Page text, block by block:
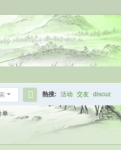
索
熱搜: 活动 交友 discuz
单 ...